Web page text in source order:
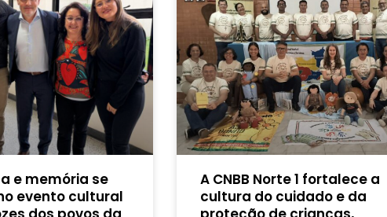
e memória se
evento cultural
A CNBB Norte 1 fortalece a
cultura do cuidado e da